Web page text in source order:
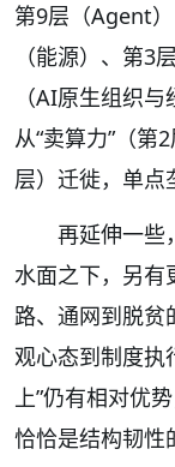
第9层（Agent
（能源）、第3
（AI原生组织
从“卖算力”（第
层）迁徙，单点
再延伸一些
水面之下，另有
路、通网到脱贫
观心态到制度执
上”仍有相对优
恰恰是结构韧性